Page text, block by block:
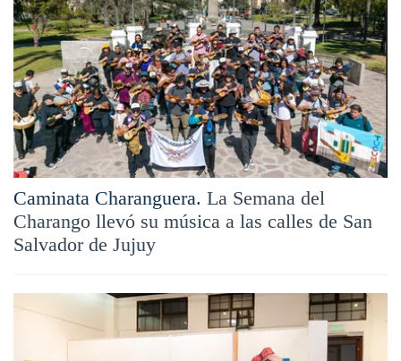
Caminata Charanguera. La Semana del
Charango llevó su música a las calles de San
Salvador de Jujuy